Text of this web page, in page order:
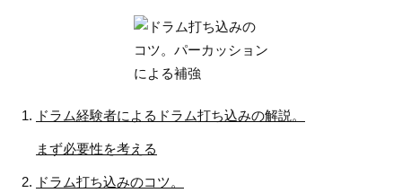
ドラム経験者によるドラム打ち込みの解説。
まず必要性を考える
ドラム打ち込みのコツ。